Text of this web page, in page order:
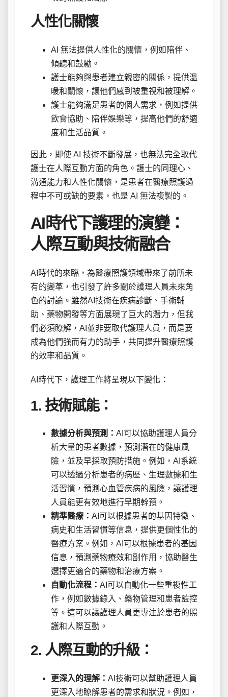
人性化關懷
AI 無法提供人性化的關懷，例如陪伴、
傾聽和鼓勵。
護士能夠與患者建立親密的關係，提供溫
暖和關懷，讓他們感到被重視和被理解。
護士能夠滿足患者的個人需求，例如提供
飲食協助、陪伴娛樂等，提高他們的舒適
度和生活品質。
因此，即使 AI 技術不斷發展，也無法完全取代
護士在人際互動方面的角色。護士的同理心、
溝通能力和人性化關懷，是患者在醫療照護過
程中不可或缺的要素，也是 AI 無法複製的。
AI時代下護理的演變：
人際互動與技術融合
AI時代的來臨，為醫療照護領域帶來了前所未
有的變革，也引發了許多關於護理人員未來角
色的討論。雖然AI技術在疾病診斷、手術輔
助、藥物開發等方面展現了巨大的潛力，但我
們必須瞭解，AI並非要取代護理人員，而是要
成為他們強而有力的助手，共同提升醫療照護
的效率和品質。
AI時代下，護理工作將呈現以下變化：
1. 技術賦能：
數據分析與預測： AI可以協助護理人員分
析大量的患者數據，預測潛在的健康風
險，並及早採取預防措施。例如，AI系統
可以透過分析患者的病歷、生理數據和生
活習慣，預測心血管疾病的風險，讓護理
人員能更有效地進行早期幹預。
精準醫療： AI可以根據患者的基因特徵、
病史和生活習慣等信息，提供更個性化的
醫療方案。例如，AI可以根據患者的基因
信息，預測藥物療效和副作用，協助醫生
選擇更適合的藥物和治療方案。
自動化流程： AI可以自動化一些重複性工
作，例如數據錄入、藥物管理和患者監控
等。這可以讓護理人員更專注於患者的照
護和人際互動。
2. 人際互動的升級：
更深入的理解： AI技術可以幫助護理人員
更深入地瞭解患者的需求和狀況。例如，